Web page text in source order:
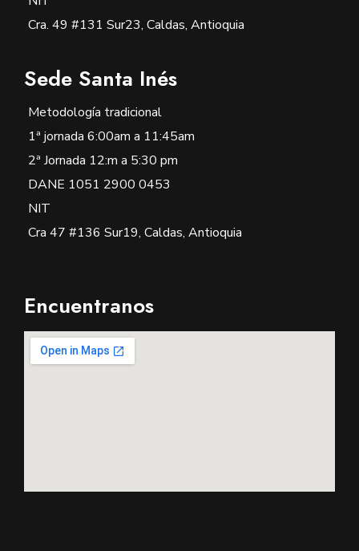
Cra. 49 #131 Sur23, Caldas, Antioquia
Sede Santa Inés
Metodología tradicional
1ª jornada 6:00am a 11:45am
2ª Jornada 12:m a 5:30 pm
DANE 1051 2900 0453
NIT
Cra 47 #136 Sur19, Caldas, Antioquia
Encuentranos